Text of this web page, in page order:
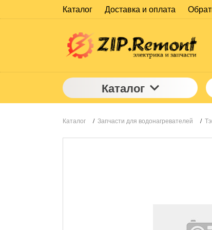
Каталог Доставка и оплата
Каталог
Каталог / Запчасти для водонагревателей /